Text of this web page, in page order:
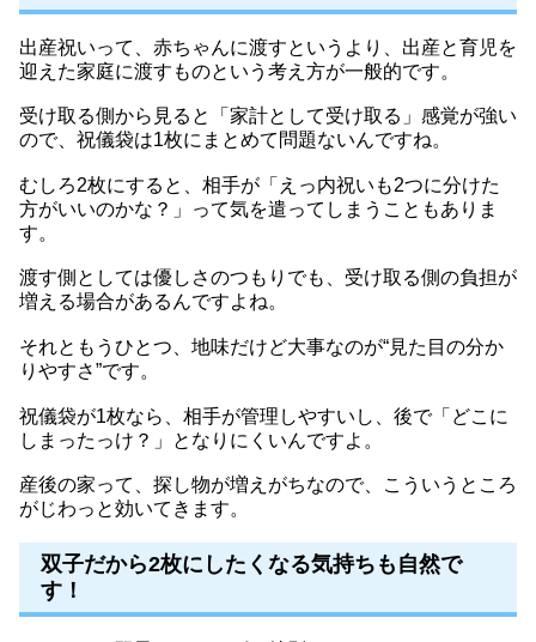
出産祝いって、赤ちゃんに渡すというより、出産と育児を
迎えた家庭に渡すものという考え方が一般的です。
受け取る側から見ると「家計として受け取る」感覚が強い
ので、祝儀袋は1枚にまとめて問題ないんですね。
むしろ2枚にすると、相手が「えっ内祝いも2つに分けた
方がいいのかな？」って気を遣ってしまうこともありま
す。
渡す側としては優しさのつもりでも、受け取る側の負担が
増える場合があるんですよね。
それともうひとつ、地味だけど大事なのが“見た目の分か
りやすさ”です。
祝儀袋が1枚なら、相手が管理しやすいし、後で「どこに
しまったっけ？」となりにくいんですよ。
産後の家って、探し物が増えがちなので、こういうところ
がじわっと効いてきます。
双子だから2枚にしたくなる気持ちも自然で
す！